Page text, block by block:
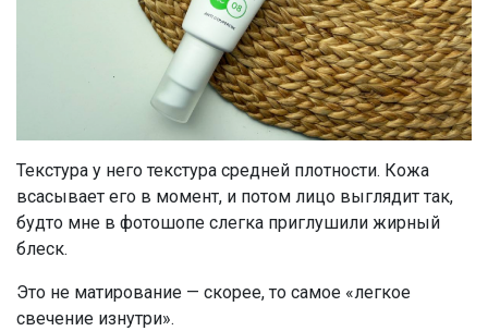
Текстура у него текстура средней плотности. Кожа
всасывает его в момент, и потом лицо выглядит так,
будто мне в фотошопе слегка приглушили жирный
блеск.
Это не матирование — скорее, то самое «легкое
свечение изнутри».